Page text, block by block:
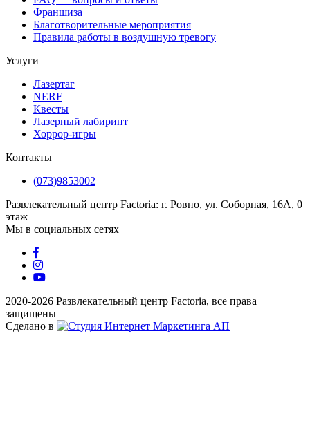
Франшиза
Благотворительные мероприятия
Правила работы в воздушную тревогу
Услуги
Лазертаг
NERF
Квесты
Лазерный лабиринт
Хоррор-игры
Контакты
(073)9853002
Развлекательный центр Factoria: г. Ровно, ул. Соборная, 16А, 0
этаж
Мы в социальных сетях
2020-2026 Развлекательный центр Factoria, все права
защищены
Сделано в